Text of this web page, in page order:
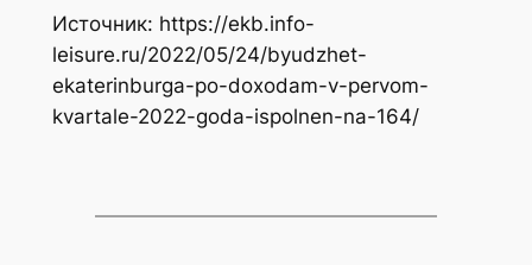
Источник: https://ekb.info-
leisure.ru/2022/05/24/byudzhet-
ekaterinburga-po-doxodam-v-pervom-
kvartale-2022-goda-ispolnen-na-164/